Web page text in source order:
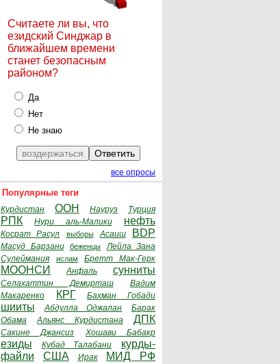
Считаете ли вы, что
езидский Синджар в
ближайшем времени
станет безопасным
районом?
Да
Нет
Не знаю
все опросы
Популярные теги
Курдистан ООН Науруз Турция
РПК Нури аль-Малики нефть
Косрат Расул выборы Асаиш BDP
Масуд Барзани беженцы
Лейла Зана
Сулеймания
ислам Бретт Мак-Герк
МООНСИ Анфаль сунниты
Селахаттин Демирташ
Вадим
Макаренко
КРГ Бахман Гобади
шииты Абдулла Оджалан
Барак
Обама
Альянс Курдистана ДПК
Сакине Джансиз Хошави Бабакр
езиды Кубад Талабани
курды-
файли
США Ирак
МИД РФ